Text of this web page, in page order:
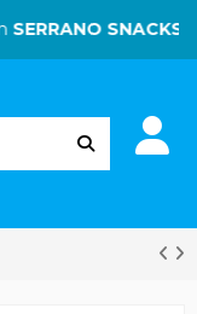
SNACKS|